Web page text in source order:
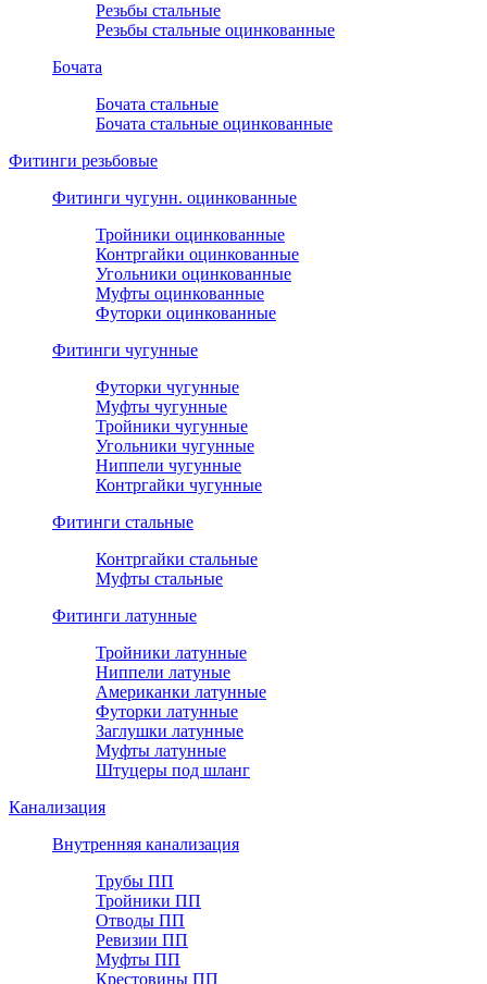
Резьбы стальные
Резьбы стальные оцинкованные
Бочата
Бочата стальные
Бочата стальные оцинкованные
Фитинги резьбовые
Фитинги чугунн. оцинкованные
Тройники оцинкованные
Контргайки оцинкованные
Угольники оцинкованные
Муфты оцинкованные
Футорки оцинкованные
Фитинги чугунные
Футорки чугунные
Муфты чугунные
Тройники чугунные
Угольники чугунные
Ниппели чугунные
Контргайки чугунные
Фитинги стальные
Контргайки стальные
Муфты стальные
Фитинги латунные
Тройники латунные
Ниппели латуные
Американки латунные
Футорки латунные
Заглушки латунные
Муфты латунные
Штуцеры под шланг
Канализация
Внутренняя канализация
Трубы ПП
Тройники ПП
Отводы ПП
Ревизии ПП
Муфты ПП
Крестовины ПП